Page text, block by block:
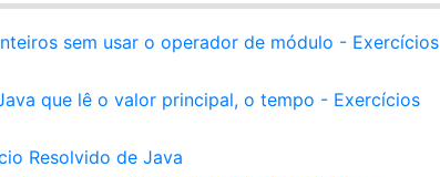
sem usar o operador de módulo - Exercícios
que lê o valor principal, o tempo - Exercícios
Resolvido de Java